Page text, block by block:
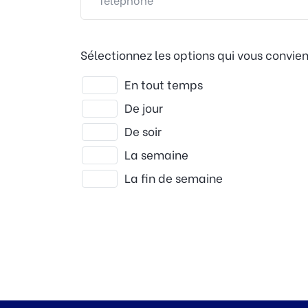
Sélectionnez les options qui vous
En tout temps
De jour
De soir
La semaine
La fin de semaine